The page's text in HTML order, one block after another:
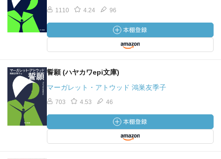
1110 4.24 96
誓願 (ハヤカワepi文庫)
マーガレット・アトウッド 鴻巣友季子
703 4.53 46